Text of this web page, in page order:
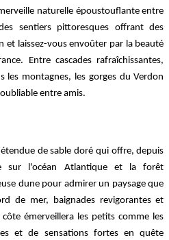
naturelle époustouflante entre
sentiers pittoresques offrant des
et laissez-vous envoûter par la beauté
Entre cascades rafraîchissantes,
les montagnes, les gorges du Verdon
entre amis.
de sable doré qui offre, depuis
sur l'océan Atlantique et la forêt
dune pour admirer un paysage que
de mer, baignades revigorantes et
émerveillera les petits comme les
et de sensations fortes en quête